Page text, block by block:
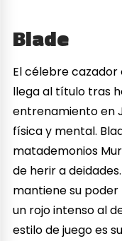
Blade
El célebre
llega al título tras
entrenamiento en
física y mental.
matademonios
de herir a
mantiene su
un rojo intenso al
estilo de juego es